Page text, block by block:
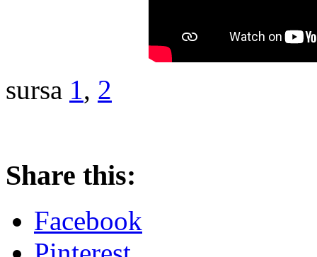
sursa 1, 2
Share this:
Facebook